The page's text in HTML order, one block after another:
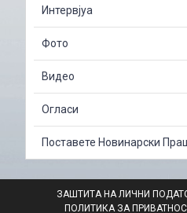
Интервјуа
Фото
Видео
Огласи
Поставете Новинарски
ЗАШТИТА НА ЛИЧНИ
ПОЛИТИКА ЗА